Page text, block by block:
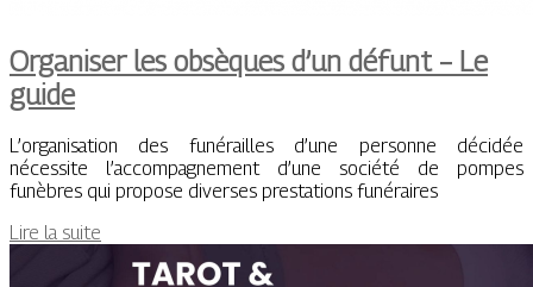
Organiser les obsèques d’un défunt – Le
guide
L’organisation des funérailles d’une personne décidée
nécessite l’accompagnement d’une société de pompes
funèbres qui propose diverses prestations funéraires
Lire la suite